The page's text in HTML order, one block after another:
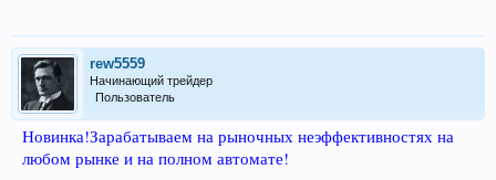
rew5559
Начинающий трейдер
Пользователь
Новинка!Зарабатываем на рыночных неэффективностях на
любом рынке и на полном автомате!